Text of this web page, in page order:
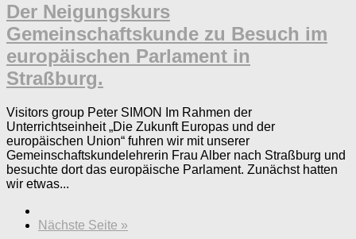
Der Neigungskurs
Gemeinschaftskunde zu Besuch im
europäischen Parlament in
Straßburg.
Visitors group Peter SIMON Im Rahmen der
Unterrichtseinheit „Die Zukunft Europas und der
europäischen Union“ fuhren wir mit unserer
Gemeinschaftskundelehrerin Frau Alber nach Straßburg und
besuchte dort das europäische Parlament. Zunächst hatten
wir etwas...
Nächste Seite »